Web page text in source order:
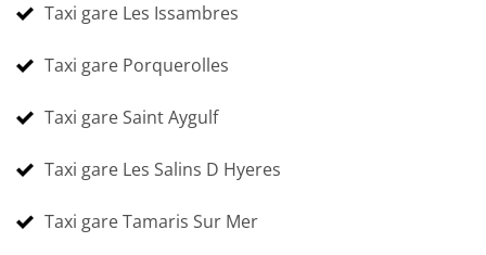
Taxi gare Les Issambres
Taxi gare Porquerolles
Taxi gare Saint Aygulf
Taxi gare Les Salins D Hyeres
Taxi gare Tamaris Sur Mer